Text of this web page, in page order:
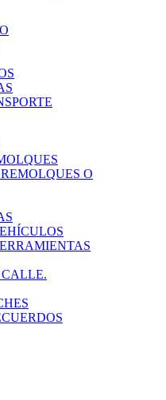
O
CALLE.